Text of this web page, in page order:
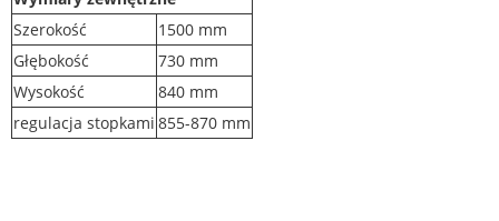
Szerokość
1500 mm
Głębokość
730 mm
Wysokość
840 mm
regulacja stopkami 855-870 mm